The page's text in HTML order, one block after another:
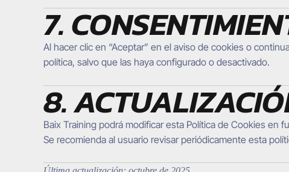
7.
Al hacer clic en “Aceptar” en el aviso de cookies o
política, salvo que las haya configurado o desactivado.
8.
Baix Training podrá modificar esta Política de Cookies en
Se recomienda al usuario revisar periódicamente esta